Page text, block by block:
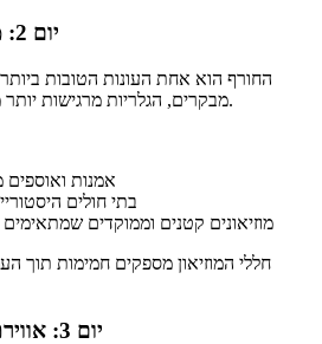
יום 2: מוזיאונים ועומק תרבותי
החורף הוא אחת העונות הטובות ביותר
מבקרים, הגלריות מרגישות יותר מהורהרות ובלי תחושת ריצה.
אמנות ואוספים
בתי חולים
מוזיאונים קטנים וממוקדים
חללי המוזיאון מספקים חמימות תוך
יום 3: אווירת חג המולד וברוז’ בערב